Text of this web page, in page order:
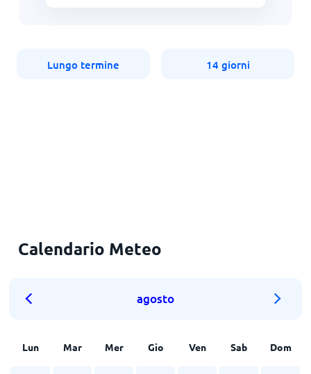
Lungo termine 14 giorni
Calendario Meteo
agosto
Lun Mar Mer Gio Ven Sab Dom